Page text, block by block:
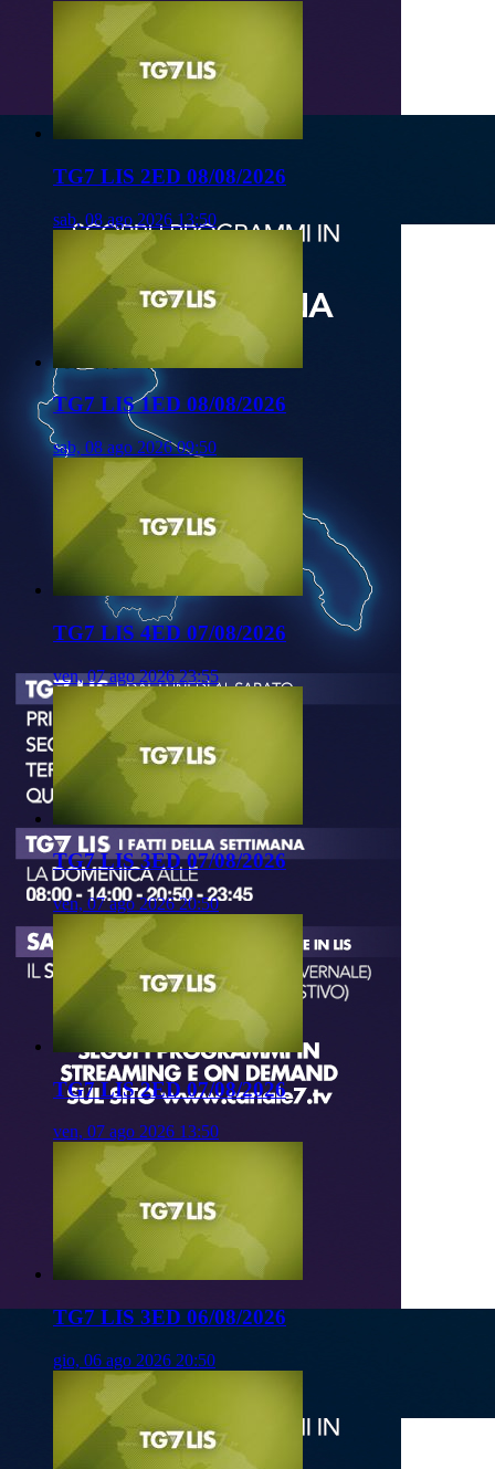
TG7 LIS 2ED 08/08/2026
sab, 08 ago 2026 13:50
TG7 LIS 1ED 08/08/2026
sab, 08 ago 2026 09:50
TG7 LIS 4ED 07/08/2026
ven, 07 ago 2026 23:55
TG7 LIS 3ED 07/08/2026
ven, 07 ago 2026 20:50
TG7 LIS 2ED 07/08/2026
ven, 07 ago 2026 13:50
TG7 LIS 3ED 06/08/2026
gio, 06 ago 2026 20:50